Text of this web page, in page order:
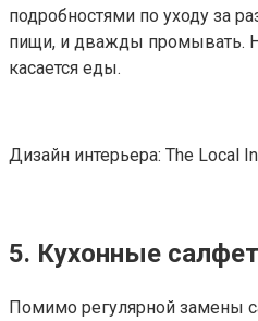
подробностями по уходу за
пищи, и дважды промывать.
касается еды.
Дизайн интерьера: The Local
5. Кухонные
Помимо регулярной замены